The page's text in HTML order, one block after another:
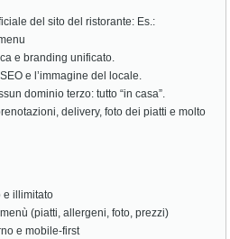
del sito del ristorante: Es.:
e branding unificato.
e l’immagine del locale.
dominio terzo: tutto “in casa”.
delivery, foto dei piatti e molto
e illimitato
(piatti, allergeni, foto, prezzi)
e mobile-first